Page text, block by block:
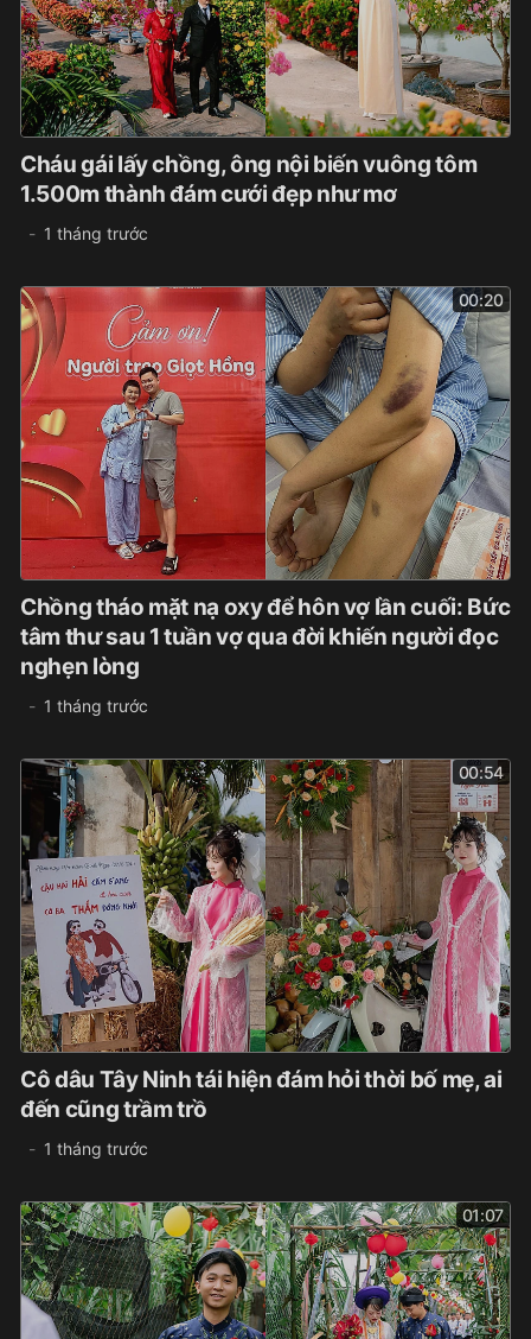
Cháu gái lấy chồng, ông nội biến vuông tôm
1.500m thành đám cưới đẹp như mơ
1 tháng trước
00:20
Chồng tháo mặt nạ oxy để hôn vợ lần cuối: Bức
tâm thư sau 1 tuần vợ qua đời khiến người đọc
nghẹn lòng
1 tháng trước
00:54
Cô dâu Tây Ninh tái hiện đám hỏi thời bố mẹ, ai
đến cũng trầm trồ
1 tháng trước
01:07